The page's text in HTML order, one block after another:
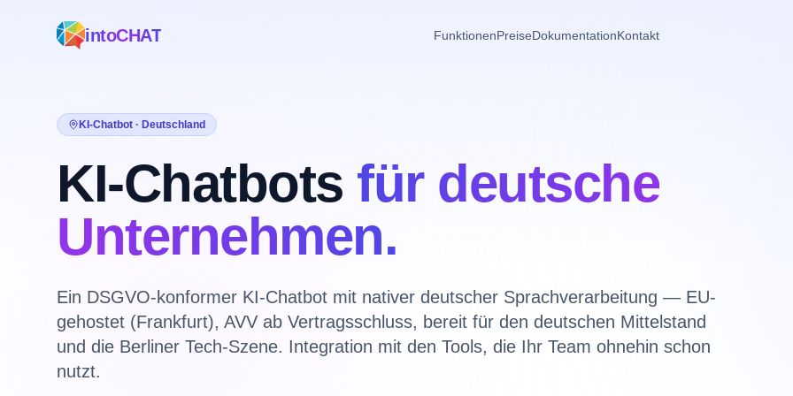
intoCHAT FunktionenPreiseDokumentationKontakt
KI-Chatbot · Deutschland
KI-Chatbots für deutsche
Unternehmen.
Ein DSGVO-konformer KI-Chatbot mit nativer deutscher Sprachverarbeitung — EU-
gehostet (Frankfurt), AVV ab Vertragsschluss, bereit für den deutschen Mittelstand
und die Berliner Tech-Szene. Integration mit den Tools, die Ihr Team ohnehin schon
nutzt.